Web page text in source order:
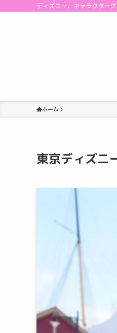
ディズニー、キャラクター
ホーム
東京ディズニ